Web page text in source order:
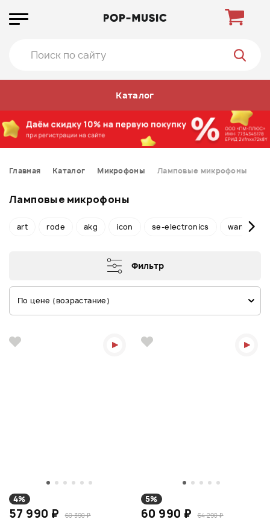
Каталог
Главная Каталог Микрофоны Ламповые микрофоны
Ламповые микрофоны
art rode akg icon se-electronics warm-
Фильтр
По цене (возрастание)
4%
57 990 ₽ 60 390 ₽
5%
60 990 ₽ 64 290 ₽